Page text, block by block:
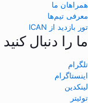
همراهان ما
معرفی تیم‌ها
تور بازدید از ICAN
ما را دنبال کنید
تلگرام
اینستاگرام
لینکدین
توئیتر